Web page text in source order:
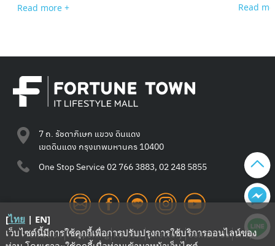
Read more + Read
7 ถ. รัชดาภิเษก แขวง ดินแดง
เขตดินแดง กรุงเทพมหานคร 10400
One Stop Service 02 766 3883, 02 248 5855
Promotion Happening Review Directory Contact Us Shop
[ไทย | EN]
เว็บไซต์นี้มีการใช้คุกกี้เพื่อการปรับปรุงการใช้บริการออนไลน์ของ